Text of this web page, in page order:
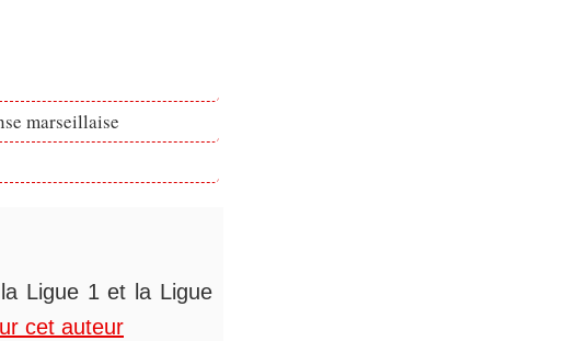
marseillaise
Ligue 1 et la Ligue
cet auteur